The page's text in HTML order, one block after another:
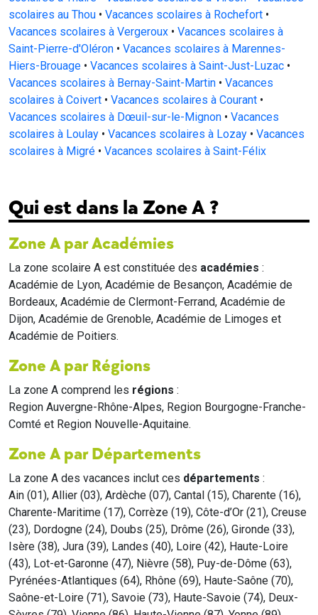
scolaires au Thou • Vacances scolaires à Rochefort •
Vacances scolaires à Vergeroux • Vacances scolaires à
Saint-Pierre-d'Oléron • Vacances scolaires à Marennes-
Hiers-Brouage • Vacances scolaires à Saint-Just-Luzac •
Vacances scolaires à Bernay-Saint-Martin • Vacances
scolaires à Coivert • Vacances scolaires à Courant •
Vacances scolaires à Dœuil-sur-le-Mignon • Vacances
scolaires à Loulay • Vacances scolaires à Lozay • Vacances
scolaires à Migré • Vacances scolaires à Saint-Félix
Qui est dans la Zone A ?
Zone A par Académies
La zone scolaire A est constituée des académies :
Académie de Lyon, Académie de Besançon, Académie de
Bordeaux, Académie de Clermont-Ferrand, Académie de
Dijon, Académie de Grenoble, Académie de Limoges et
Académie de Poitiers.
Zone A par Régions
La zone A comprend les régions :
Region Auvergne-Rhône-Alpes, Region Bourgogne-Franche-
Comté et Region Nouvelle-Aquitaine.
Zone A par Départements
La zone A des vacances inclut ces départements :
Ain (01), Allier (03), Ardèche (07), Cantal (15), Charente (16),
Charente-Maritime (17), Corrèze (19), Côte-d’Or (21), Creuse
(23), Dordogne (24), Doubs (25), Drôme (26), Gironde (33),
Isère (38), Jura (39), Landes (40), Loire (42), Haute-Loire
(43), Lot-et-Garonne (47), Nièvre (58), Puy-de-Dôme (63),
Pyrénées-Atlantiques (64), Rhône (69), Haute-Saône (70),
Saône-et-Loire (71), Savoie (73), Haute-Savoie (74), Deux-